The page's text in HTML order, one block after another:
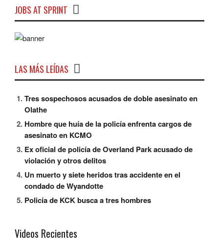
JOBS AT SPRINT
LAS MÁS LEÍDAS
Tres sospechosos acusados ​​de doble asesinato en
Olathe
Hombre que huía de la policía enfrenta cargos de
asesinato en KCMO
Ex oficial de policía de Overland Park acusado de
violación y otros delitos
Un muerto y siete heridos tras accidente en el
condado de Wyandotte
Policía de KCK busca a tres hombres
Videos Recientes